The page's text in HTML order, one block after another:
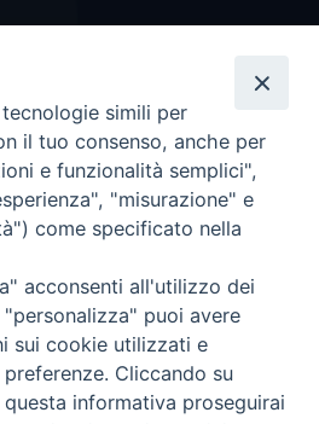
Vita - C.F96600690588- Tutti i
simili per
il tuo consenso, anche per
e funzionalità semplici",
"misurazione" e
come specificato nella
acconsenti all'utilizzo dei
puoi avere
sui cookie utilizzati e
Cliccando su
informativa proseguirai